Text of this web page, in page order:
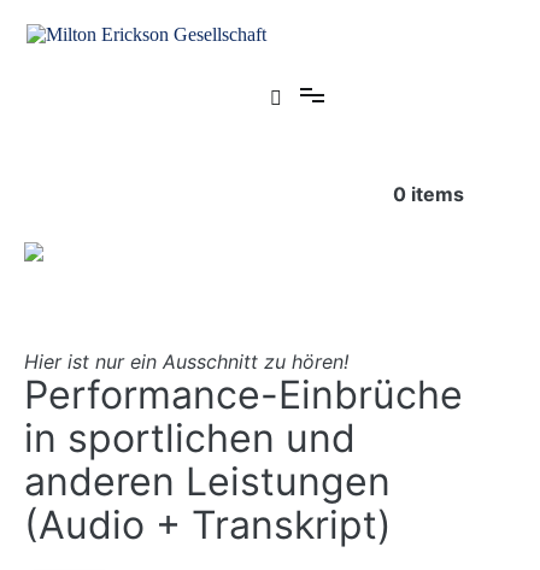
Inhalt
0 items
Hier ist nur ein Ausschnitt zu hören!
Performance-Einbrüche
in sportlichen und
anderen Leistungen
(Audio + Transkript)